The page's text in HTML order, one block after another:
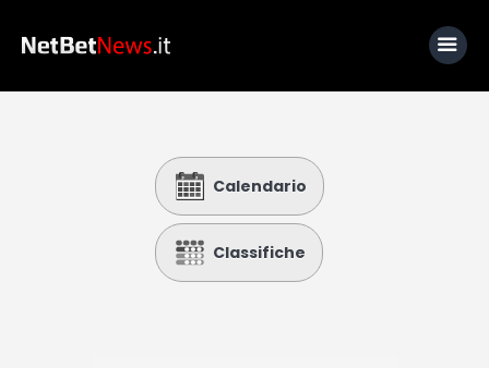
Calcio
Basket
Calendario
Classifiche